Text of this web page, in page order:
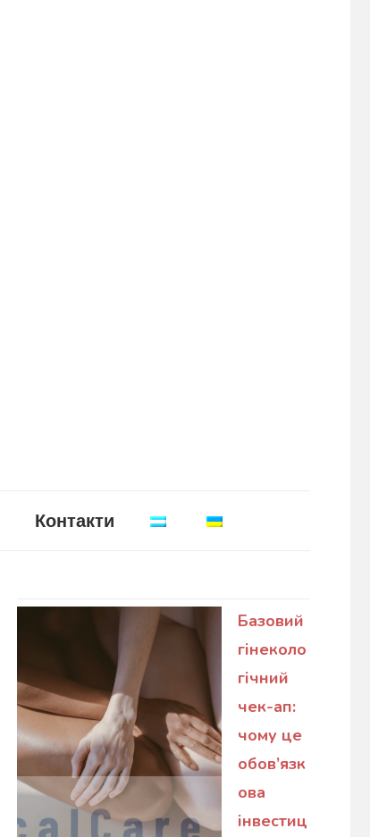
Контакти
Базовий
гінеколо
гічний
чек-ап:
чому це
обов’язк
ова
інвестиц